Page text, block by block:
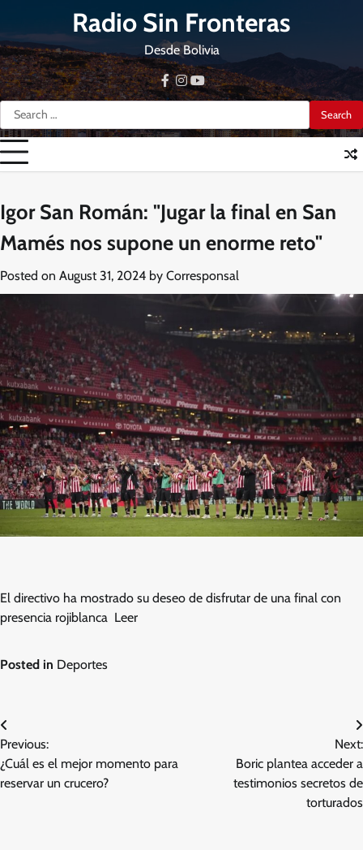
content
Radio Sin Fronteras
Desde Bolivia
Search
for:
facebook
instagram
youtube
Igor San Román: "Jugar la final en San
Mamés nos supone un enorme reto"
Posted on August 31, 2024 by Corresponsal
El directivo ha mostrado su deseo de disfrutar de una final con
presencia rojiblanca Leer
Posted in Deportes
Post
navigation
Previous:
¿Cuál es el mejor momento para
reservar un crucero?
Next:
Boric plantea acceder a
testimonios secretos de
torturados